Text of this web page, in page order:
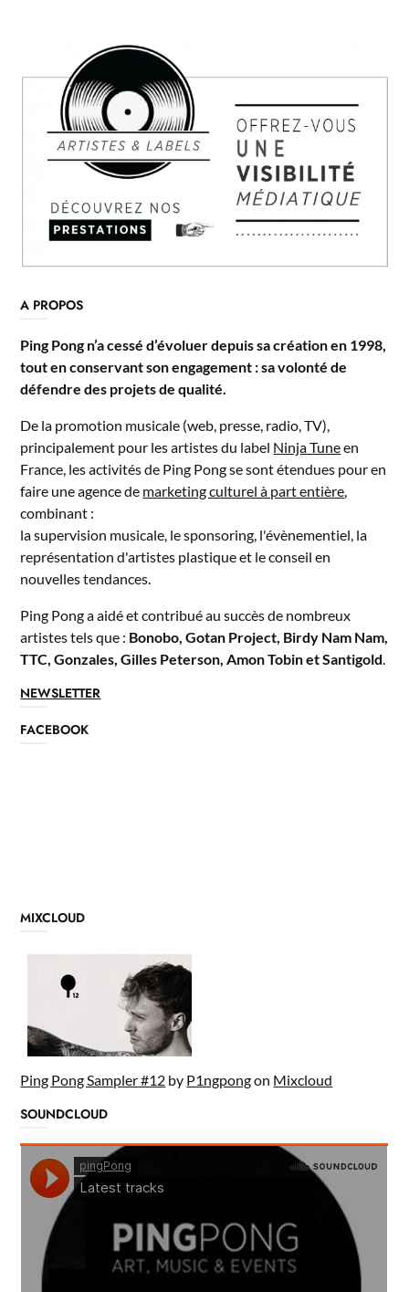
A PROPOS
Ping Pong n’a cessé d’évoluer depuis sa création en 1998,
tout en conservant son engagement : sa volonté de
défendre des projets de qualité.
De la promotion musicale (web, presse, radio, TV),
principalement pour les artistes du label Ninja Tuneen
France, les activités de Ping Pong se sont étendues pour en
faire une agence de marketing culturel à part entière
combinant :
la supervision musicale, le sponsoring, l'évènementiel, la
représentation d'artistes plastique et le conseil en
nouvelles tendances.
Ping Pong a aidé et contribué au succès de nombreux
artistes tels que : Bonobo, Gotan Project, Birdy Nam Nam,
TTC, Gonzales, Gilles Peterson, Amon Tobin et Santigold
NEWSLETTER
FACEBOOK
MIXCLOUD
Ping Pong Sampler #12 by P1ngpongon Mixcloud
SOUNDCLOUD